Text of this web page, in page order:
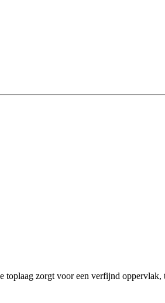
zorgt voor een verfijnd